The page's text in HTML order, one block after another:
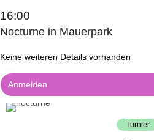
16:00
Nocturne in Mauerpark
Keine weiteren Details vorhanden
Anmelden
Turnier